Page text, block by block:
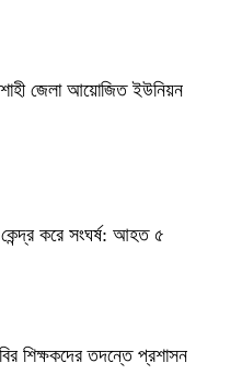
জেলা আয়োজিত ইউনিয়ন
কেন্দ্র করে সংঘর্ষ: আহত ৫
শিক্ষকদের তদন্তে প্রশাসন